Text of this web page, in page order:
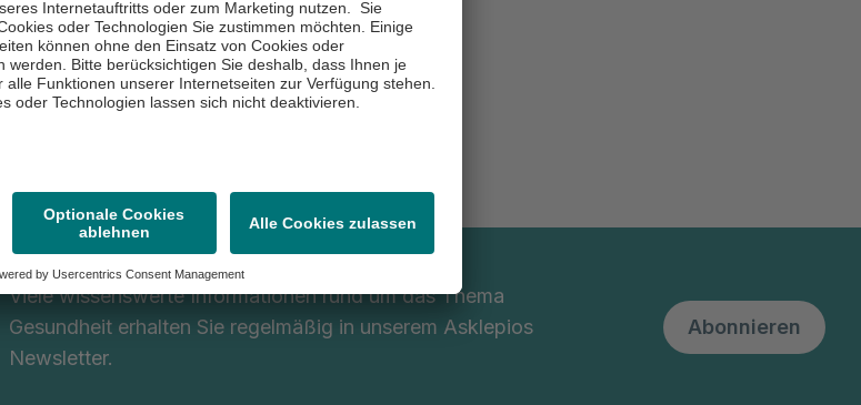
Viele wissenswerte Informationen rund um das Thema
Gesundheit erhalten Sie regelmäßig in unserem Asklepios
Newsletter.
Abonnieren